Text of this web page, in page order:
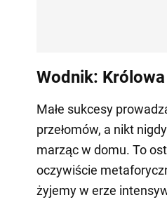
Wodnik:
Małe sukcesy
przełomów, a nikt
marząc w domu. To
oczywiście
żyjemy w erze